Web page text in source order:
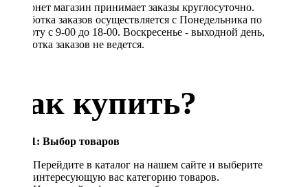
Интернет магазин принимает заказы круглосуточно.
Обработка заказов осуществляется с Понедельника по
Субботу с 9-00 до 18-00. Воскресенье - выходной день,
обработка заказов не ведется.
Как купить?
Шаг 1: Выбор товаров
Перейдите в каталог на нашем сайте и выберите
интересующую вас категорию товаров.